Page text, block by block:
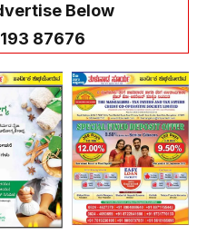
Below
87676